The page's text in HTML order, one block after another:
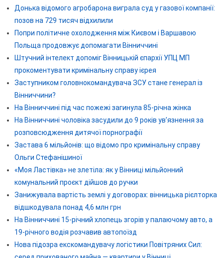
Донька відомого агробарона виграла суд у газової компанії:
позов на 729 тисяч відхилили
Попри політичне охолодження між Києвом і Варшавою
Польща продовжує допомагати Вінниччині
Штучний інтелект допоміг Вінницькій єпархії УПЦ МП
прокоментувати кримінальну справу ієрея
Заступником головнокомандувача ЗСУ стане генерал із
Вінниччини?
На Вінниччині під час пожежі загинула 85-річна жінка
На Вінниччині чоловіка засудили до 9 років ув’язнення за
розповсюдження дитячої порнографії
Застава 6 мільйонів: що відомо про кримінальну справу
Ольги Стефанішиної
«Моя Ластівка» не злетіла: як у Вінниці мільйонний
комунальний проєкт дійшов до ручки
Занижувала вартість землі у договорах: вінницька рієлторка
відшкодувала понад 4,6 млн грн
На Вінниччині 15-річний хлопець згорів у палаючому авто, а
19-річного водія розчавив автопоїзд
Нова підозра екскомандувачу логістики Повітряних Сил: